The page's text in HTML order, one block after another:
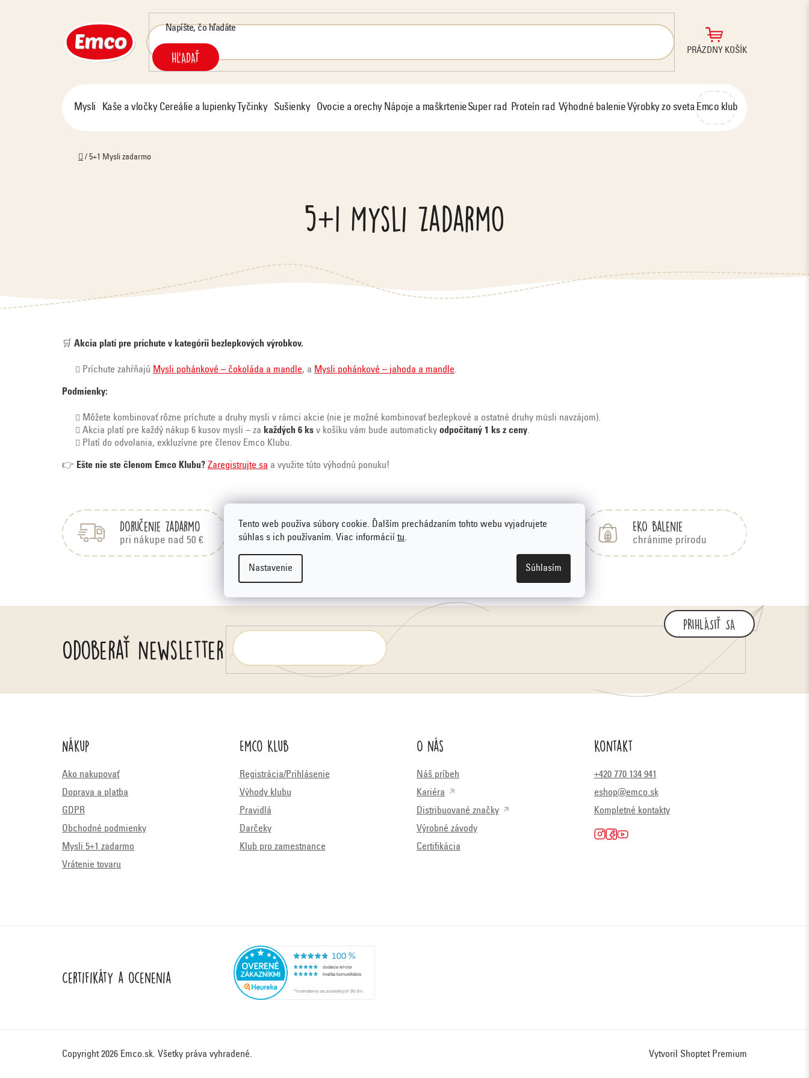
Tento web používa súbory cookie. Ďalším prechádzaním tohto webu vyjadrujete
súhlas s ich používaním. Viac informácií tu.
Nastavenie Súhlasím
HĽADAŤ
NÁKUPNÝ
PRÁZDNY KOŠÍK
Mysli Kaše a vločky Cereálie a lupienky Tyčinky Sušienky Ovocie a orechy Nápoje a maškrtenieSuper rad Proteín rad Výhodné balenie Výrobky zo svetaEmco klub
Domov
/ 5+1 Mysli zadarmo
5+1 Mysli zadarmo
🛒 Akcia platí pre príchute v kategórii bezlepkových výrobkov.
Príchute zahŕňajú Mysli pohánkové – čokoláda a mandle, a Mysli pohánkové – jahoda a mandle.
Podmienky:
Môžete kombinovať rôzne príchute a druhy mysli v rámci akcie (nie je možné kombinovať bezlepkové a ostatné druhy müsli navzájom).
Akcia platí pre každý nákup 6 kusov mysli – za každých 6 ks v košíku vám bude automaticky odpočítaný 1 ks z ceny.
Platí do odvolania, exkluzívne pre členov Emco Klubu.
👉 Ešte nie ste členom Emco Klubu? Zaregistrujte sa a využite túto výhodnú ponuku!
t
Doručenie zadarmo
pri nákupe nad 50 €
Lepšie ceny
ako ste zvyknutí v
Získajte darčeky EKO balenie
chránime prírodu
Odoberať newsletter
PRIHLÁSIŤ SA
Nákup
Ako nakupovať
Doprava a platba
GDPR
Obchodné podmienky
Mysli 5+1 zadarmo
Vrátenie tovaru
Emco Klub
Registrácia/Prihlásenie
Výhody klubu
Pravidlá
Darčeky
Klub pro zamestnance
O nás
Náš príbeh
Kariéra
Distribuované značky
Výrobné závody
Certifikácia
Kontakt
+420 770 134 941
eshop@emco.sk
Kompletné kontakty
Certifikáty a ocenenia
Vytvoril Shoptet Premium
Copyright 2026 Emco.sk. Všetky práva vyhradené.